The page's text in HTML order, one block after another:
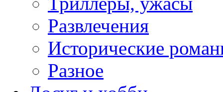
Развлечения
Исторические
Разное